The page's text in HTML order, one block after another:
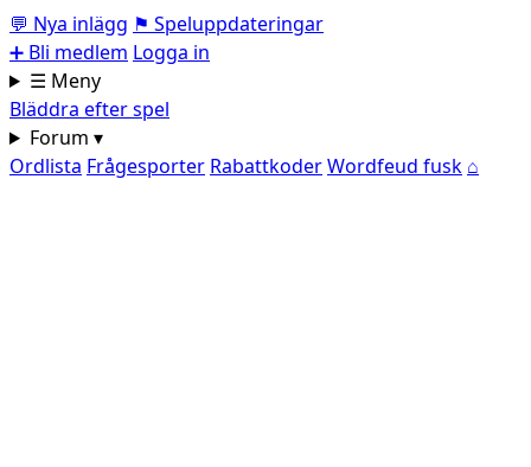
💬 Nya inlägg ⚑ Speluppdateringar
➕ Bli medlem Logga in
☰ Meny
Bläddra efter spel
Forum ▾
Ordlista Frågesporter RabattkoderWordfeud fusk ⌂